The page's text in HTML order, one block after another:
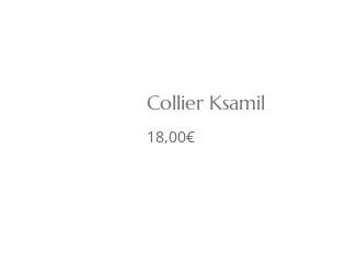
Collier Ksamil
18,00€